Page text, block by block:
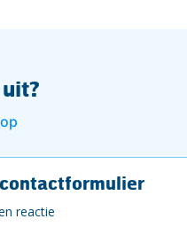
reactie